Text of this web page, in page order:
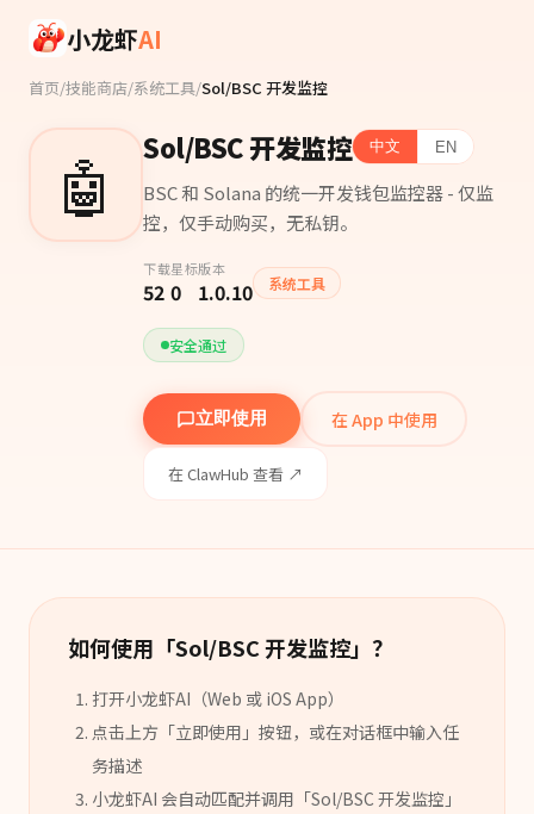
小龙虾AI
首页/技能商店/系统工具/Sol/BSC 开发监控
🤖 Sol/BSC 开发监控 中文 EN
BSC 和 Solana 的统一开发钱包监控器 - 仅监
控，仅手动购买，无私钥。
下载
52
星标
0
版本
1.0.10 系统工具
安全通过
立即使用 在 App 中使用
在 ClawHub 查看 ↗
如何使用「Sol/BSC 开发监控」？
打开小龙虾AI（Web 或 iOS App）
点击上方「立即使用」按钮，或在对话框中输入任
务描述
小龙虾AI 会自动匹配并调用「Sol/BSC 开发监控 」